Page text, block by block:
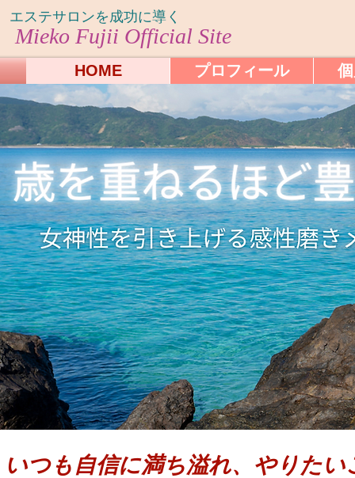
エステサロンを成功に導く
Mieko Fujii Official Site
HOME プロフィール
いつも自信に満ち溢れ、やりた